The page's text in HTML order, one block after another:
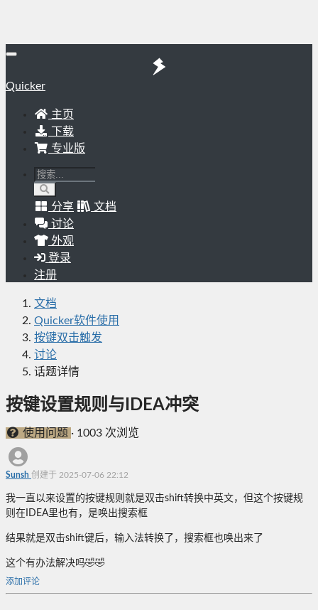
Quicker
主页
下载
专业版
分享
文档
讨论
外观
登录
注册
文档
Quicker软件使用
按键双击触发
讨论
话题详情
按键设置规则与IDEA冲突
使用问题 · 1003 次浏览
Sunsh 创建于 2025-07-06 22:12
我一直以来设置的按键规则就是双击shift转换中英文，但这个按键规
则在IDEA里也有，是唤出搜索框
结果就是双击shift键后，输入法转换了，搜索框也唤出来了
这个有办法解决吗🤣🤣
添加评论